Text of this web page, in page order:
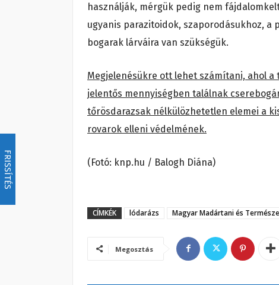
FRISSÍTÉS
használják, mérgük pedig nem
ugyanis parazitoidok, szaporodásukhoz, a
bogarak lárváira van szükségük.
Megjelenésükre ott lehet számítani, ahol
jelentős mennyiségben találnak
tőrösdarazsak nélkülözhetetlen elemei a
rovarok elleni védelmének.
(Fotó: knp.hu / Balogh Diána)
CÍMKÉK lódarázs Magyar Madártani és
Megosztás